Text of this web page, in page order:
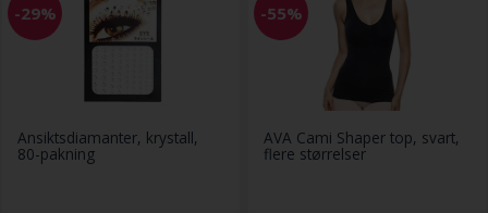
-29%
Ansiktsdiamanter, krystall,
80-pakning
-55%
AVA Cami Shaper top, svart,
flere størrelser